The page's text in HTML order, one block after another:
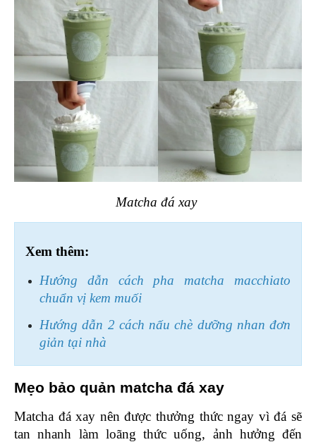
Matcha đá xay
Xem thêm:
Hướng dẫn cách pha matcha macchiato
chuẩn vị kem muối
Hướng dẫn 2 cách nấu chè dưỡng nhan đơn
giản tại nhà
Mẹo bảo quản matcha đá xay
Matcha đá xay nên được thưởng thức ngay vì đá sẽ
tan nhanh làm loãng thức uống, ảnh hưởng đến